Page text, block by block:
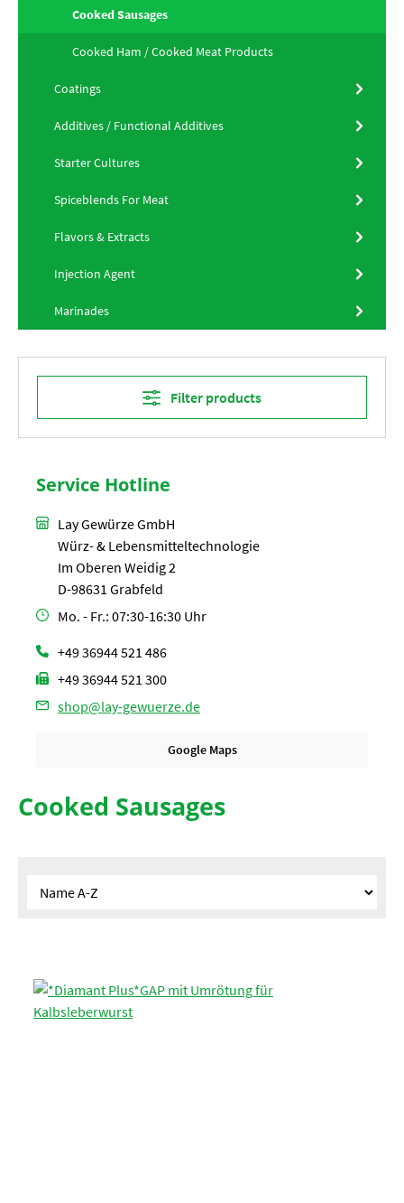
Cooked Sausages
Cooked Ham / Cooked Meat Products
Coatings
Additives / Functional Additives
Starter Cultures
Spiceblends For Meat
Flavors & Extracts
Injection Agent
Marinades
Filter products
Service Hotline
Lay Gewürze GmbH
Würz- & Lebensmitteltechnologie
Im Oberen Weidig 2
D-98631 Grabfeld
Mo. - Fr.: 07:30-16:30 Uhr
+49 36944 521 486
+49 36944 521 300
shop@lay-gewuerze.de
Google Maps
Cooked Sausages